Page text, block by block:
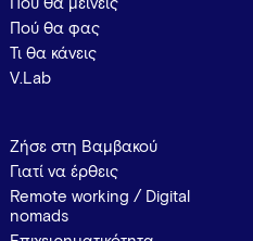
Πού θα μείνεις
Πού θα φας
Τι θα κάνεις
V.Lab
Ζήσε στη Βαμβακού
Γιατί να έρθεις
Remote working / Digital
nomads